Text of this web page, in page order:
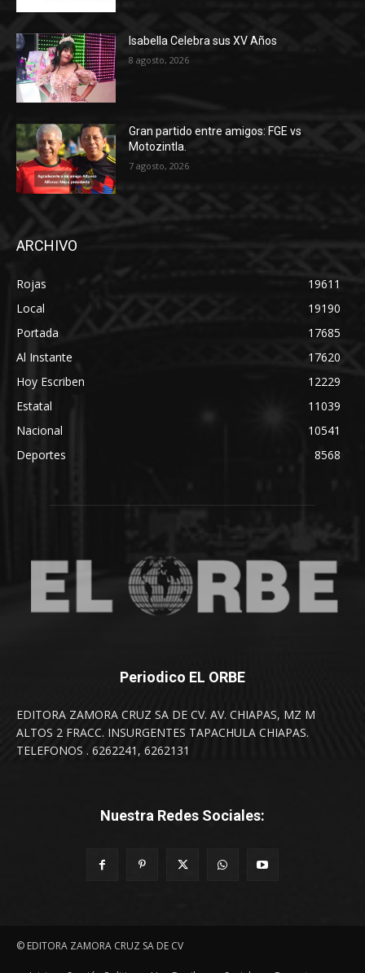
Isabella Celebra sus XV Años
8 agosto, 2026
Gran partido entre amigos: FGE vs
Motozintla.
7 agosto, 2026
ARCHIVO
Rojas
19611
Local
19190
Portada
17685
Al Instante
17620
Hoy Escriben
12229
Estatal
11039
Nacional
10541
Deportes
8568
Periodico EL ORBE
EDITORA ZAMORA CRUZ SA DE CV. AV. CHIAPAS, MZ M
ALTOS 2 FRACC. INSURGENTES TAPACHULA CHIAPAS.
TELEFONOS . 6262241, 6262131
Nuestra Redes Sociales:
© EDITORA ZAMORA CRUZ SA DE CV